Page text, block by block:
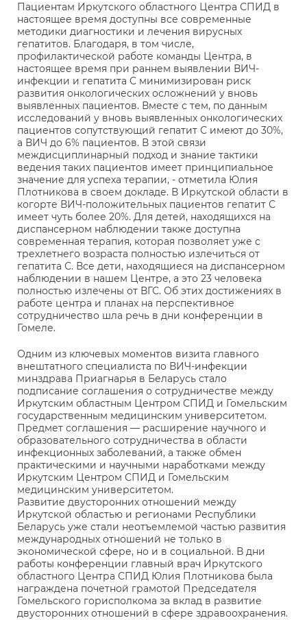
Пациентам Иркутского областного Центра СПИД в
настоящее время доступны все современные
методики диагностики и лечения вирусных
гепатитов. Благодаря, в том числе,
профилактической работе команды Центра, в
настоящее время при раннем выявлении ВИЧ-
инфекции и гепатита С минимизирован риск
развития онкологических осложнений у вновь
выявленных пациентов. Вместе с тем, по данным
исследований у вновь выявленных онкологических
пациентов сопутствующий гепатит С имеют до 30%,
а ВИЧ до 6% пациентов. В этой связи
междисциплинарный подход и знание тактики
ведения таких пациентов имеет принципиальное
значение для успеха терапии, - отметила Юлия
Плотникова в своем докладе. В Иркутской области в
когорте ВИЧ-положительных пациентов гепатит С
имеет чуть более 20%. Для детей, находящихся на
диспансерном наблюдении также доступна
современная терапия, которая позволяет уже с
трехлетнего возраста полностью излечиться от
гепатита С. Все дети, находящиеся на диспансерном
наблюдении в нашем Центре, а это 23 человека
полностью излечены от ВГС. Об этих достижениях в
работе центра и планах на перспективное
сотрудничество шла речь в дни конференции в
Гомеле.
Одним из ключевых моментов визита главного
внештатного специалиста по ВИЧ-инфекции
минздрава Приагнарья в Беларусь стало
подписание соглашения о сотрудничестве между
Иркутским областным Центром СПИД и Гомельским
государственным медицинским университетом.
Предмет соглашения — расширение научного и
образовательного сотрудничества в области
инфекционных заболеваний, а также обмен
практическими и научными наработками между
Иркутским Центром СПИД и Гомельским
медицинским университетом.
Развитие двусторонних отношений между
Иркутской областью и регионами Республики
Беларусь уже стали неотъемлемой частью развития
международных отношений не только в
экономической сфере, но и в социальной. В дни
работы конференции главный врач Иркутского
областного Центра СПИД Юлия Плотникова была
награждена почетной грамотой Председателя
Гомельского горисполкома за вклад в развитие
двусторонних отношений в сфере здравоохранения.